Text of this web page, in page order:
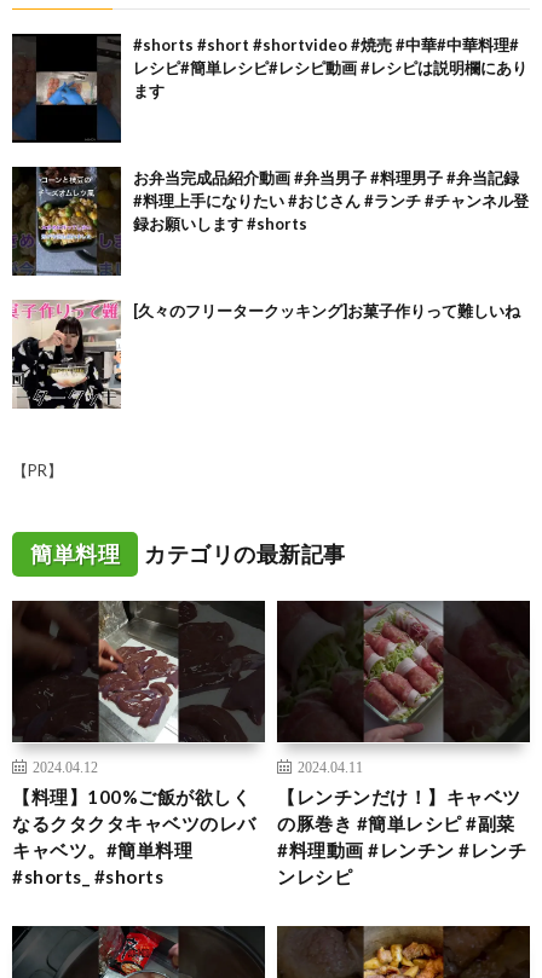
#shorts #short #shortvideo #焼売 #中華#中華料理#
レシピ#簡単レシピ#レシピ動画 #レシピは説明欄にあり
ます
お弁当完成品紹介動画 #弁当男子 #料理男子 #弁当記録
#料理上手になりたい #おじさん #ランチ #チャンネル登
録お願いします #shorts
[久々のフリータークッキング]お菓子作りって難しいね
【PR】
簡単料理 カテゴリの最新記事
2024.04.12
【料理】100%ご飯が欲しく
なるクタクタキャベツのレバ
キャベツ。#簡単料理
#shorts_ #shorts
2024.04.11
【レンチンだけ！】キャベツ
の豚巻き #簡単レシピ #副菜
#料理動画 #レンチン #レンチ
ンレシピ